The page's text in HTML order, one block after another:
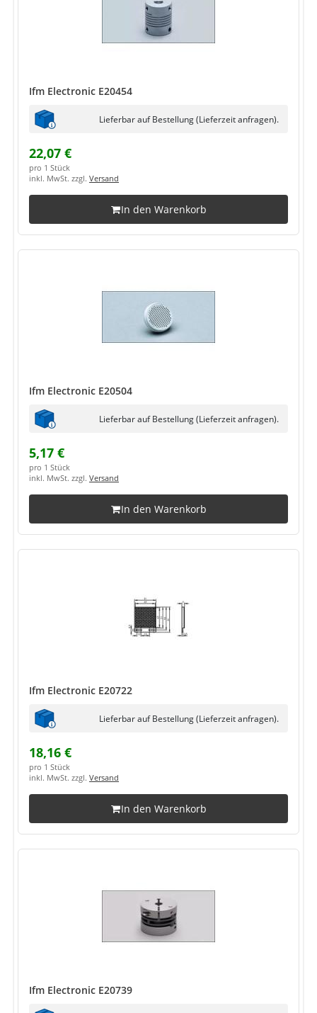
Ifm Electronic E20454
Lieferbar auf Bestellung (Lieferzeit anfragen).
22,07 €
pro 1 Stück
inkl. MwSt. zzgl. Versand
In den Warenkorb
Ifm Electronic E20504
Lieferbar auf Bestellung (Lieferzeit anfragen).
5,17 €
pro 1 Stück
inkl. MwSt. zzgl. Versand
In den Warenkorb
Ifm Electronic E20722
Lieferbar auf Bestellung (Lieferzeit anfragen).
18,16 €
pro 1 Stück
inkl. MwSt. zzgl. Versand
In den Warenkorb
Ifm Electronic E20739